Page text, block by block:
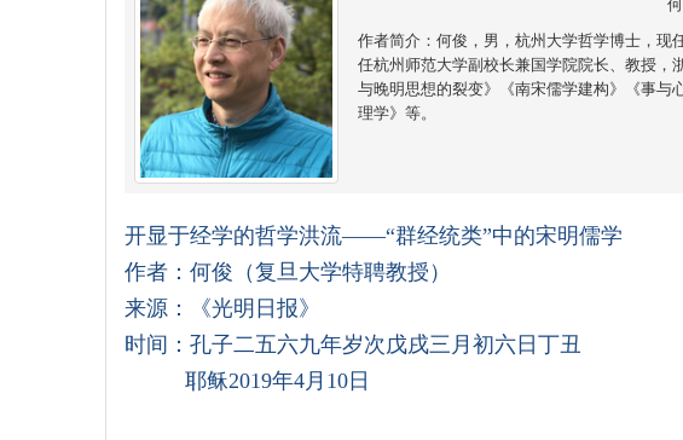
作者简介：何俊，男，杭州大学哲学博士，现
任杭州师范大学副校长兼国学院院长、教授
与晚明思想的裂变》《南宋儒学建构》《事与
理学》等。
开显于经学的哲学洪流——“群经统类”中的宋明儒学
作者：何俊（复旦大学特聘教授）
来源：《光明日报》
时间：孔子二五六九年岁次戊戌三月初六日丁丑
耶稣2019年4月10日